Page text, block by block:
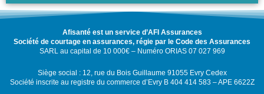
Afisanté est un service d’AFI Assurances
Société de courtage en assurances, régie par le Code des Assurances
SARL au capital de 10 000€ – Numéro ORIAS 07 027 969
Siège social : 12, rue du Bois Guillaume 91055 Evry Cedex
Société inscrite au registre du commerce d’Evry B 404 414 583 – APE 6622Z